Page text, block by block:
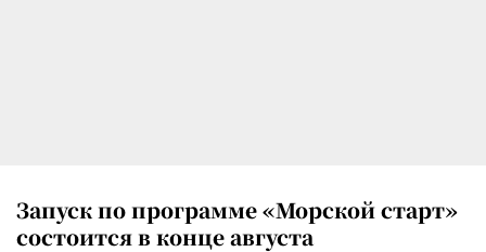
Запуск по программе «Морской старт»
состоится в конце августа